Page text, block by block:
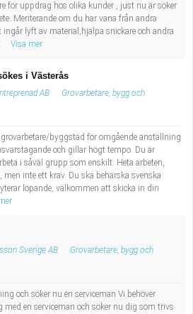
för uppdrag hos olika kunder , just nu är söker
Meriterande om du har vana från andra
ingår lyft av material,hjälpa snickare och andra
Visa mer
i Västerås
AB
Grovarbetare, bygg och
byggstäd för omgående anställning
och gillar högt tempo. Du är
i såväl grupp som enskilt. Heta arbeten,
inte ett krav. Du ska behärska svenska
löpande, välkommen att skicka in din
Sverige AB
Grovarbetare, bygg och
och söker nu en serviceman Vi behöver
med en serviceman och söker nu dig som trivs